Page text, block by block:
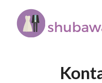
content